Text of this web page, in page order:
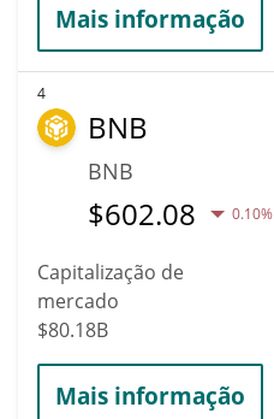
Mais informação
4
BNB
BNB
$602.08 0.10%
Capitalização de
mercado
$80.18B
Mais informação